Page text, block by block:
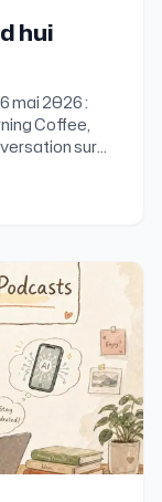
hui
des
les
Refont
mai 2026 :
Coffee,
sur
et de